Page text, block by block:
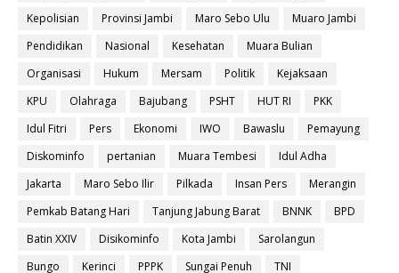
Kepolisian
Provinsi Jambi Maro Sebo Ulu
Muaro Jambi
Pendidikan
Nasional Kesehatan
Muara Bulian
Organisasi
Hukum Mersam Politik
Kejaksaan
KPU
Olahraga Bajubang PSHT HUT RI
PKK
Idul Fitri
Pers Ekonomi IWO Bawaslu
Pemayung
Diskominfo
pertanian Muara Tembesi
Idul Adha
Jakarta
Maro Sebo Ilir Pilkada Insan Pers
Merangin
Pemkab Batang Hari
Tanjung Jabung Barat BNNK
BPD
Batin XXIV
Disikominfo Kota Jambi
Sarolangun
Bungo
Kerinci PPPK Sungai Penuh
TNI